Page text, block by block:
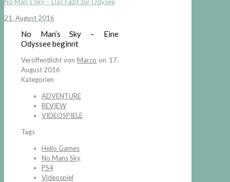
21. August 2016
No Man’s Sky – Eine
Odyssee beginnt
Veröffentlicht von Marco on 17.
August 2016
Kategorien
ADVENTURE
REVIEW
VIDEOSPIELE
Tags
Hello Games
No Mans Sky
PS4
Videospiel